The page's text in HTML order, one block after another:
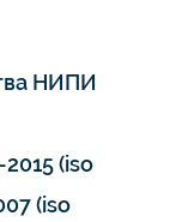
НИПИ
(iso
(iso